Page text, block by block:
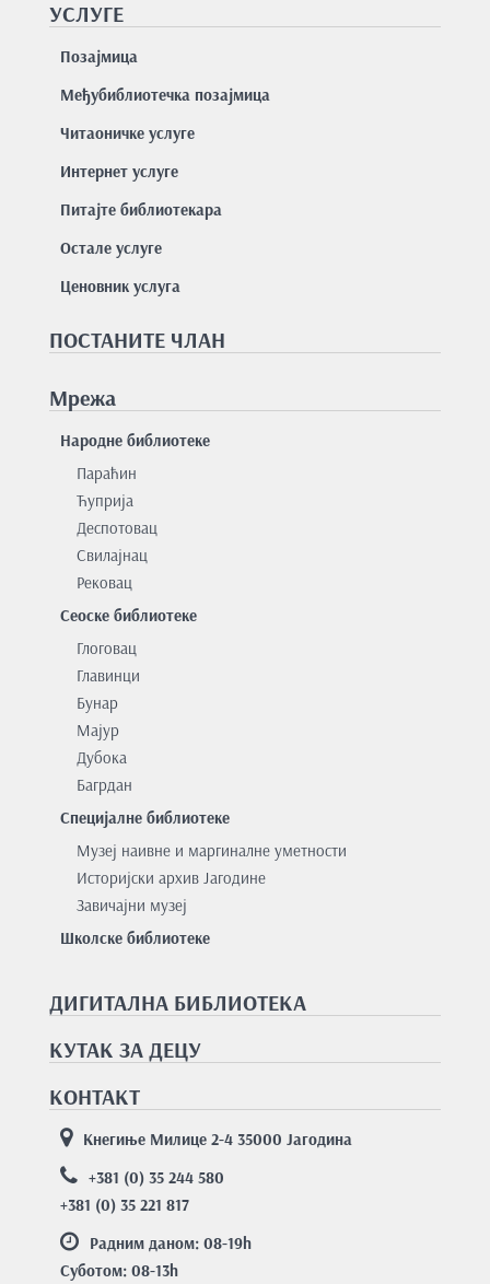
УСЛУГЕ
Позајмицa
Међубиблиотечка позајмица
Читаоничке услуге
Интернет услуге
Питајте библиотекара
Остале услуге
Ценовник услуга
ПОСТАНИТЕ ЧЛАН
Мрежа
Народне библиотеке
Параћин
Ћуприја
Деспотовац
Свилајнац
Рековац
Сеоске библиотеке
Глоговац
Главинци
Бунар
Мајур
Дубока
Багрдан
Специјалне библиотеке
Музеј наивне и маргиналне уметности
Историјски архив Јагодине
Завичајни музеј
Школске библиотеке
ДИГИТАЛНА БИБЛИОТЕКА
КУТАК ЗА ДЕЦУ
КОНТАКТ
Кнегиње Милице 2-4 35000 Јагодина
+381 (0) 35 244 580
+381 (0) 35 221 817
Радним даном: 08-19h
Суботом: 08-13h